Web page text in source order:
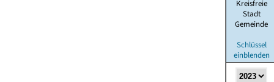
Kreisfreie
Stadt
Gemeinde
Schlüssel
einblenden